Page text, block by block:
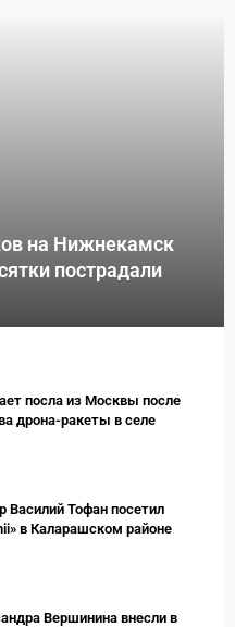
на Нижнекамск
пострадали
посла из Москвы после
дрона-ракеты в селе
Тофан посетил
в Каларашском районе
Вершинина внесли в